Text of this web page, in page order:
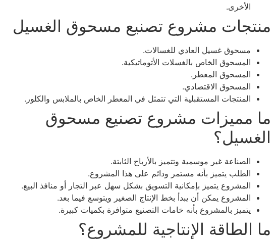
الأخرى.
منتجات مشروع تصنيع مسحوق الغسيل
مسحوق غسيل العادي للغسالات.
المسحوق الخاص بالغسلات الأتوماتيكية.
المسحوق المعطر.
المسحوق الاقتصادي.
المنتجات المستقبلية التي تتمثل في المعطر الخاص بالملابس والكلور.
ما مميزات مشروع تصنيع مسحوق
الغسيل؟
الصناعة غير موسمية وتتميز بالأرباح الثابتة.
الطلب يتميز بأنه مستمر ودائم على هذا المشروع.
المشروع يتميز بإمكانية التسويق بشكل سهل عبر التجار أو منافذ البيع.
المشروع يمكن أن يبدأ بخط الإنتاج الصغير ويتوسع فيما بعد.
يتميز بالمشروع بأنه خامات التصنيع متوافرة بكميات كبيرة.
ما الطاقة الإنتاجية للمشروع؟